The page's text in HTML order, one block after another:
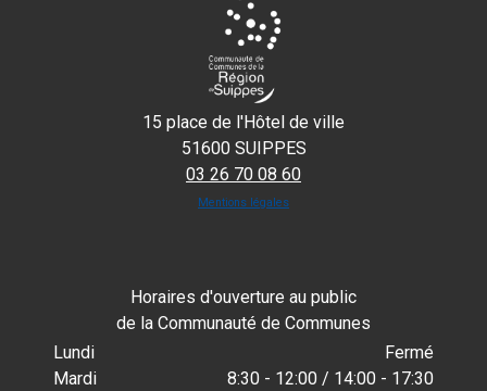
15 place de l'Hôtel de ville
51600 SUIPPES
03 26 70 08 60
Mentions légales
Horaires d'ouverture au public
de la Communauté de Communes
Lundi
Fermé
Mardi
8:30 - 12:00 / 14:00 - 17:30